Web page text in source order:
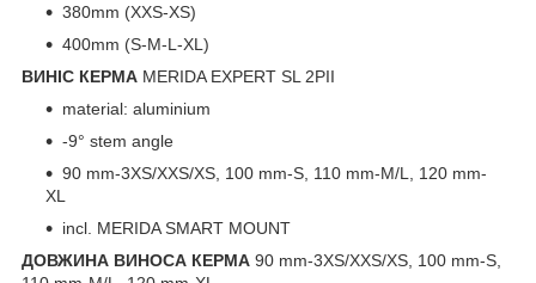
380mm (XXS-XS)
400mm (S-M-L-XL)
ВИНІС КЕРМА MERIDA EXPERT SL 2PII
material: aluminium
-9° stem angle
90 mm-3XS/XXS/XS, 100 mm-S, 110 mm-M/L, 120 mm-
XL
incl. MERIDA SMART MOUNT
ДОВЖИНА ВИНОСА КЕРМА 90 mm-3XS/XXS/XS, 100 mm-S,